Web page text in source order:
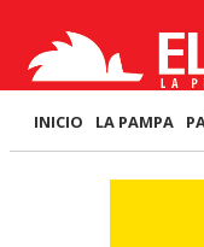
INICIO LA PAMPA